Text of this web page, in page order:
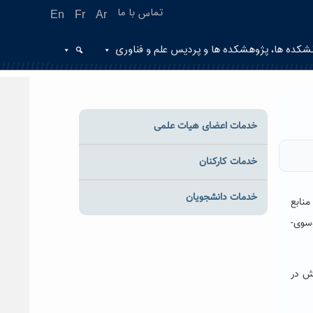
En Fr Ar تماس با ما
ها، پژوهشکده ها و پردیس علم و فناوری
منابع
در
خدمات اعضای هیات علمی
خدمات کارکنان
خدمات دانشجویان